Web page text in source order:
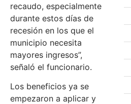
recaudo, especialmente
durante estos días de
recesión en los que el
municipio necesita
mayores ingresos”,
señaló el funcionario.
Los beneficios ya se
empezaron a aplicar y